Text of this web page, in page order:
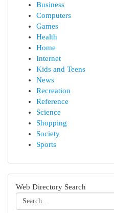
Business
Computers
Games
Health
Home
Internet
Kids and Teens
News
Recreation
Reference
Science
Shopping
Society
Sports
Web Directory Search